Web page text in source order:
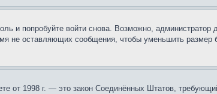
и попробуйте войти снова. Возможно,
не оставляющих сообщения, чтобы уменьшить
от 1998 г. — это закон Соединённых Штатов,